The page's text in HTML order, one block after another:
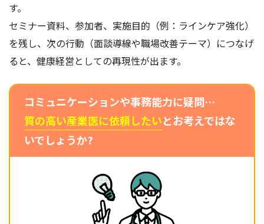
す。
セミナー資料、参加者、実施目的（例：ラインケア強化）
を残し、次の行動（面談導線や職場改善テーマ）につなげ
ると、健康経営としての再現性が出ます。
コミュニケーションや事務能力に疑問…
質の高い産業医に依頼したいとお考えではな
いでしょうか?